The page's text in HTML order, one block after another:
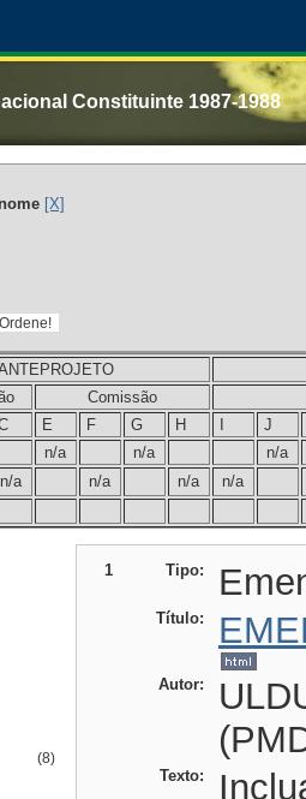
Constituinte 1987-1988
nome [X]
Comissão
E F G H
J
n/a n/a
n/a
n/a n/a n/a
n/a
(8)
1 Tipo:
Título:
Autor:
Texto: